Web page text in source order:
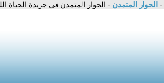
- الحوار المتمدن - الحوار المتمدن في جريدة الحياة